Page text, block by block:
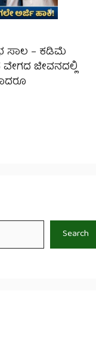
ಸಾಲ – ಕಡಿಮೆ
ಜೀವನದಲ್ಲಿ
Search